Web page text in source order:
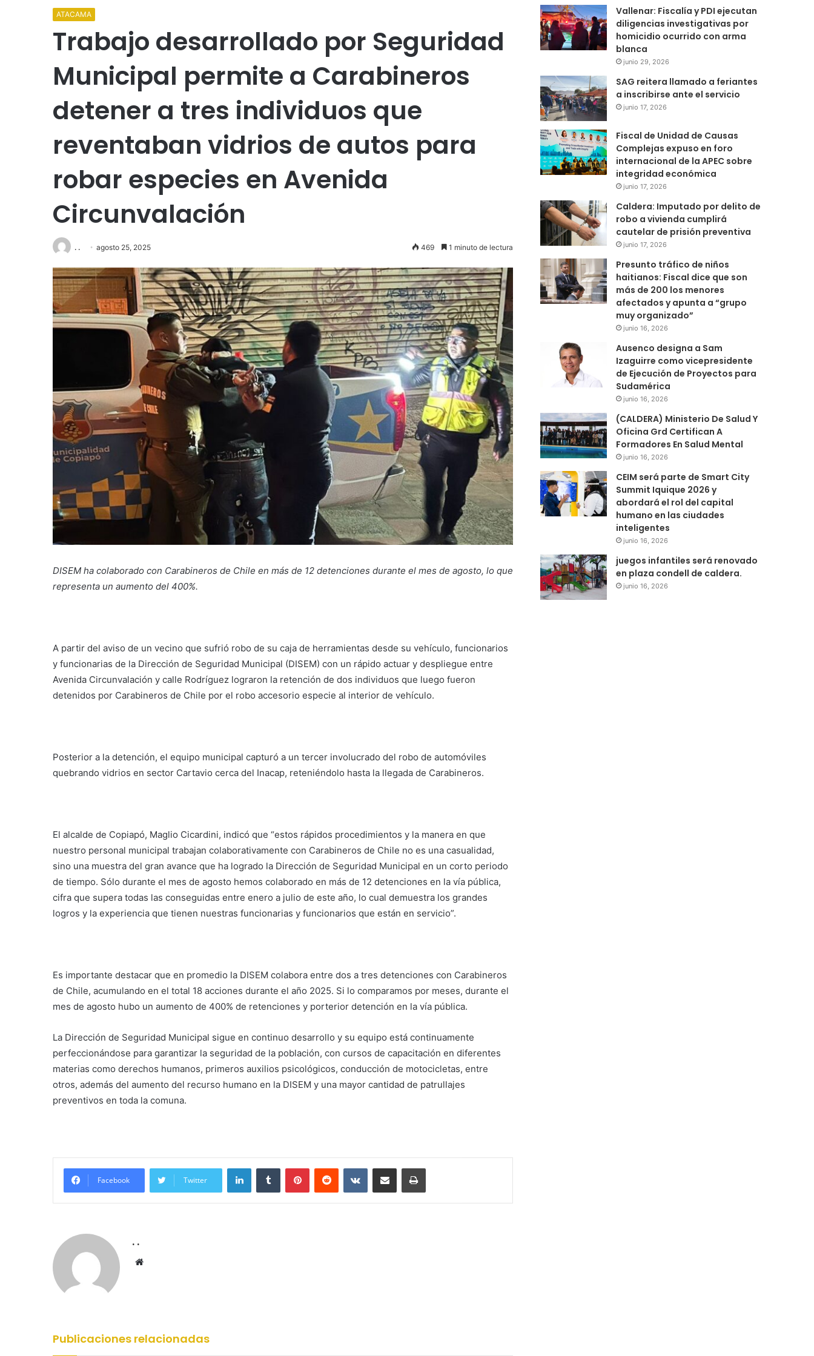
ATACAMA
Trabajo desarrollado por Seguridad
Municipal permite a Carabineros
detener a tres individuos que
reventaban vidrios de autos para
robar especies en Avenida
Circunvalación
. . agosto 25, 2025 469 1 minuto de lectura
DISEM ha colaborado con Carabineros de Chile en más de 12 detenciones durante el mes de agosto, lo que
representa un aumento del 400%.
A partir del aviso de un vecino que sufrió robo de su caja de herramientas desde su vehículo, funcionarios
y funcionarias de la Dirección de Seguridad Municipal (DISEM) con un rápido actuar y despliegue entre
Avenida Circunvalación y calle Rodríguez lograron la retención de dos individuos que luego fueron
detenidos por Carabineros de Chile por el robo accesorio especie al interior de vehículo.
Posterior a la detención, el equipo municipal capturó a un tercer involucrado del robo de automóviles
quebrando vidrios en sector Cartavio cerca del Inacap, reteniéndolo hasta la llegada de Carabineros.
El alcalde de Copiapó, Maglio Cicardini, indicó que “estos rápidos procedimientos y la manera en que
nuestro personal municipal trabajan colaborativamente con Carabineros de Chile no es una casualidad,
sino una muestra del gran avance que ha logrado la Dirección de Seguridad Municipal en un corto periodo
de tiempo. Sólo durante el mes de agosto hemos colaborado en más de 12 detenciones en la vía pública,
cifra que supera todas las conseguidas entre enero a julio de este año, lo cual demuestra los grandes
logros y la experiencia que tienen nuestras funcionarias y funcionarios que están en servicio”.
Es importante destacar que en promedio la DISEM colabora entre dos a tres detenciones con Carabineros
de Chile, acumulando en el total 18 acciones durante el año 2025. Si lo comparamos por meses, durante el
mes de agosto hubo un aumento de 400% de retenciones y porterior detención en la vía pública.
La Dirección de Seguridad Municipal sigue en continuo desarrollo y su equipo está continuamente
perfeccionándose para garantizar la seguridad de la población, con cursos de capacitación en diferentes
materias como derechos humanos, primeros auxilios psicológicos, conducción de motocicletas, entre
otros, además del aumento del recurso humano en la DISEM y una mayor cantidad de patrullajes
preventivos en toda la comuna.
Facebook Twitter
LinkedInTumblr PinterestReddit VKontakteCompartir por correo electrónicoImprimir
. .
Sitio
Publicaciones relacionadas
Vallenar: Fiscalía y PDI ejecutan
diligencias investigativas por
homicidio ocurrido con arma
blanca
junio 29, 2026
SAG reitera llamado a feriantes
a inscribirse ante el servicio
junio 17, 2026
Fiscal de Unidad de Causas
Complejas expuso en foro
internacional de la APEC sobre
integridad económica
junio 17, 2026
Caldera: Imputado por delito de
robo a vivienda cumplirá
cautelar de prisión preventiva
junio 17, 2026
Presunto tráfico de niños
haitianos: Fiscal dice que son
más de 200 los menores
afectados y apunta a “grupo
muy organizado”
junio 16, 2026
Ausenco designa a Sam
Izaguirre como vicepresidente
de Ejecución de Proyectos para
Sudamérica
junio 16, 2026
(CALDERA) Ministerio De Salud Y
Oficina Grd Certifican A
Formadores En Salud Mental
junio 16, 2026
CEIM será parte de Smart City
Summit Iquique 2026 y
abordará el rol del capital
humano en las ciudades
inteligentes
junio 16, 2026
juegos infantiles será renovado
en plaza condell de caldera.
junio 16, 2026